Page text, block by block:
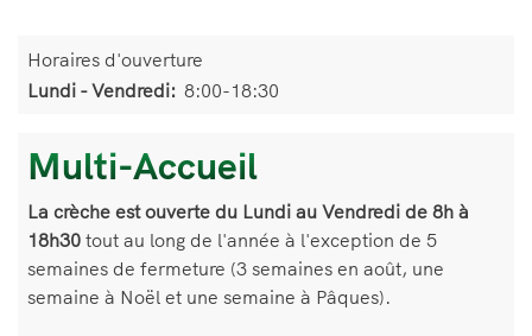
Horaires d'ouverture
Lundi - Vendredi: 8:00-18:30
Bloc
de
texte
Multi-Accueil
La crèche est ouverte du Lundi au Vendredi de 8h à
18h30 tout au long de l'année à l'exception de 5
semaines de fermeture (3 semaines en août, une
semaine à Noël et une semaine à Pâques).